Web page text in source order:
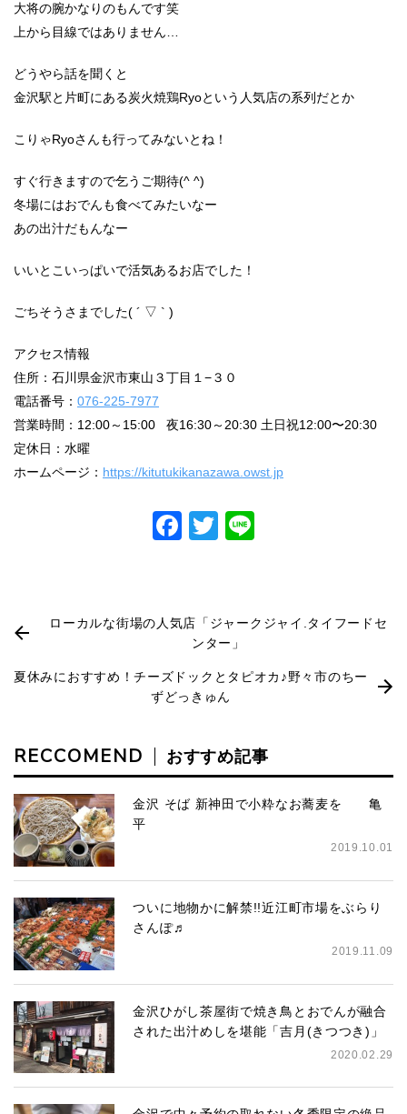
大将の腕かなりのもんです笑
上から目線ではありません…
どうやら話を聞くと
金沢駅と片町にある炭火焼鶏Ryoという人気店の系列だとか
こりゃRyoさんも行ってみないとね！
すぐ行きますので乞うご期待(^ ^)
冬場にはおでんも食べてみたいなー
あの出汁だもんなー
いいとこいっぱいで活気あるお店でした！
ごちそうさまでした( ´ ▽ ` )
アクセス情報
住所：石川県金沢市東山３丁目１−３０
電話番号： 076-225-7977
営業時間：12:00～15:00 夜16:30～20:30 土日祝12:00〜20:30
定休日：水曜
ホームページ： https://kitutukikanazawa.owst.jp
Facebook
Twitter
ローカルな街場の人気店「ジャークジャイ.タイフードセ
ンター」
夏休みにおすすめ！チーズドックとタピオカ♪野々市のちー
ずどっきゅん
RECCOMEND おすすめ記事
金沢 そば 新神田で小粋なお蕎麦を 亀
平
2019.10.01
ついに地物かに解禁!!近江町市場をぶらり
さんぽ♬
2019.11.09
金沢ひがし茶屋街で焼き鳥とおでんが融合
された出汁めしを堪能「吉月(きつつき)」
2020.02.29